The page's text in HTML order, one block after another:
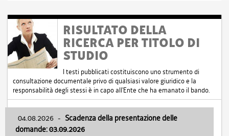
RISULTATO DELLA
RICERCA PER TITOLO DI
STUDIO
I testi pubblicati costituiscono uno strumento di
consultazione documentale privo di qualsiasi valore giuridico e la
responsabilità degli stessi è in capo all'Ente che ha emanato il bando.
04.08.2026 - Scadenza della presentazione delle
domande: 03.09.2026